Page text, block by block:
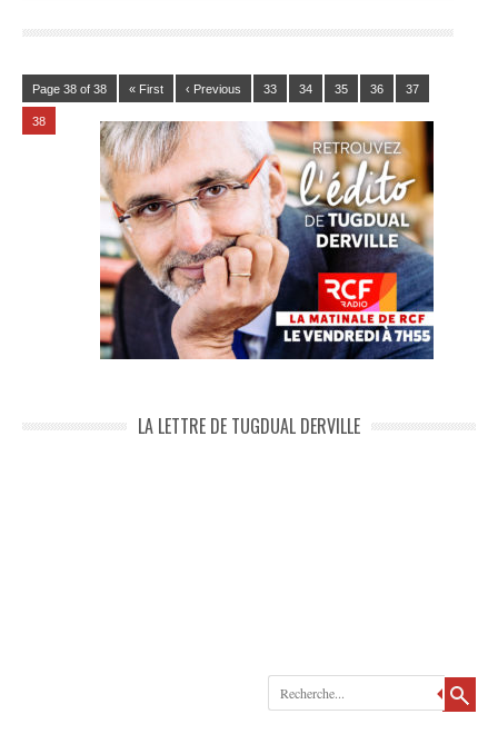
Page 38 of 38 « First ‹ Previous 33 34 35 36 37
38
LA LETTRE DE TUGDUAL DERVILLE
Recherche